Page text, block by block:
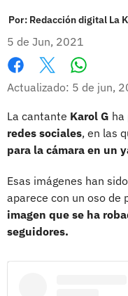
Por: Redacción digital La
5 de Jun, 2021
Facebook
X
Actualizado: 5 de jun,
La cantante Karol G ha
redes sociales, en las
para la cámara en un
Esas imágenes han
aparece con un oso de
imagen que se ha
seguidores.